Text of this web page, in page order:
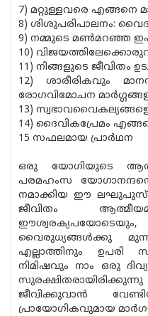
7) മറ്റുള്ളവരെ എങ്ങനെ
8) ശിശുപരിപാലനം:
9) നമ്മുടെ മൺമറഞ്ഞ
10)
11) നിങ്ങളുടെ ജീവിതം
12) ശാരീരികവും
രോഗവിമോചന
13)
14) ദൈവികപ്രേമം
15 സഫലമായ പ്രാർഥന
ഒരു യോഗിയുടെ
പരമഹംസ
നമാക്കിയ ഈ
ജീവിതം
വൈരുധ്യങ്ങൾക്കു
എല്ലാത്തിനും
നിമിഷവും നാം ഒരു
ജീവിക്കുവാൻ
പ്രായോഗികവുമായ